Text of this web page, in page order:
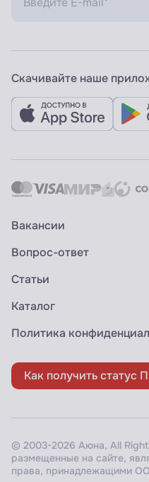
Скачивайте наше
Вакансии
Вопрос-ответ
Статьи
Каталог
Политика
Как получить статус
© 2003-2026 Аюна, All
размещенные на сайте,
права, принадлежащими